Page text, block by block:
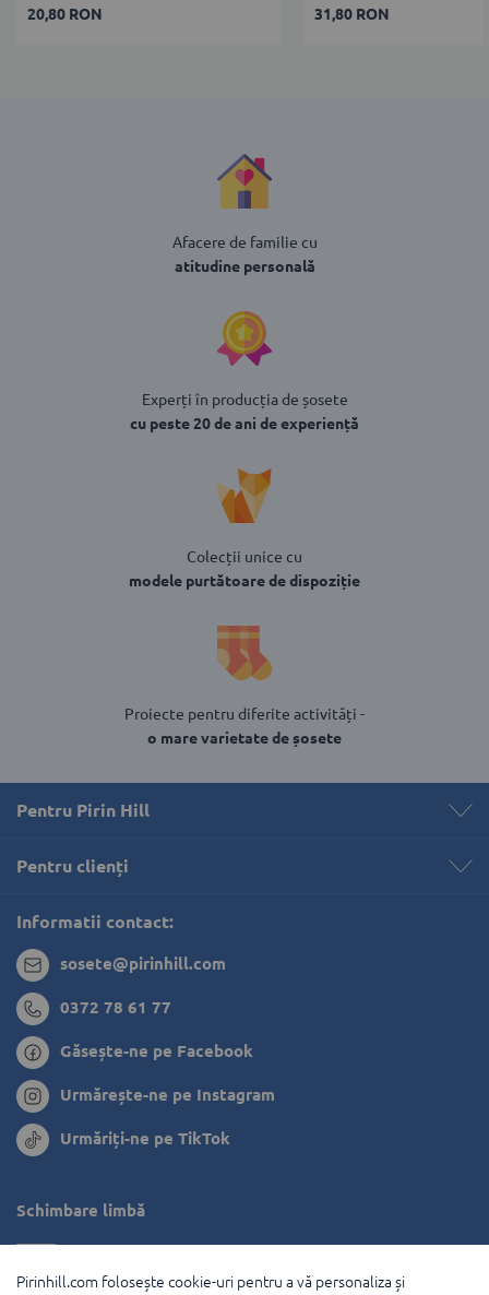
20,80 RON 31,80 RON
Afacere de familie cu
atitudine personală
Experți în producția de șosete
cu peste 20 de ani de experiență
Colecții unice cu
modele purtătoare de dispoziție
Proiecte pentru diferite activități -
o mare varietate de șosete
Pentru Pirin Hill
Pentru clienți
Informatii contact:
sosete@pirinhill.com
0372 78 61 77
Găsește-ne pe Facebook
Urmărește-ne pe Instagram
Urmăriți-ne pe TikTok
Schimbare limbă
Pirinhill.com folosește cookie-uri pentru a vă personaliza și